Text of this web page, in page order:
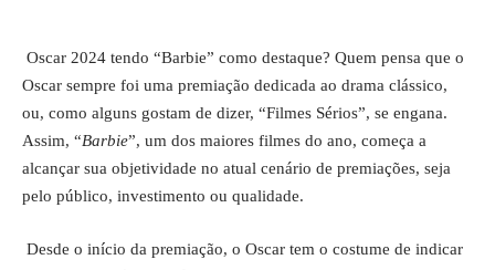
Oscar 2024 tendo “Barbie” como destaque? Quem pensa que o
Oscar sempre foi uma premiação dedicada ao drama clássico,
ou, como alguns gostam de dizer, “Filmes Sérios”, se engana.
Assim, “Barbie”, um dos maiores filmes do ano, começa a
alcançar sua objetividade no atual cenário de premiações, seja
pelo público, investimento ou qualidade.
Desde o início da premiação, o Oscar tem o costume de indicar